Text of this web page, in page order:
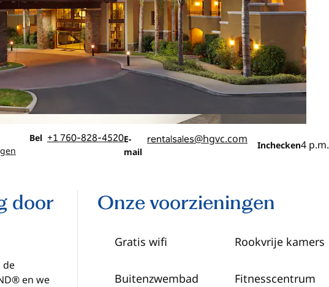
Bel
Bel +1 760-828-4520E-
mail
Email rentalsales@hgvc.com Inchecken4 p.m.
door
de
en we
Onze voorzieningen
Gratis wifi Rookvrije kamers
Buitenzwembad Fitness­centrum